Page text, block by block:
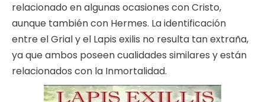
relacionado en algunas ocasiones con Cristo,
aunque también con Hermes. La identificación
entre el Grial y el Lapis exilis no resulta tan extraña,
ya que ambos poseen cualidades similares y están
relacionados con la Inmortalidad.